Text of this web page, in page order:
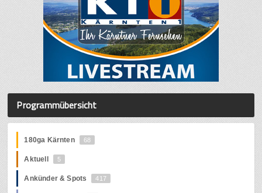
Programmübersicht
180ga Kärnten 68
Aktuell 5
Ankünder & Spots 417